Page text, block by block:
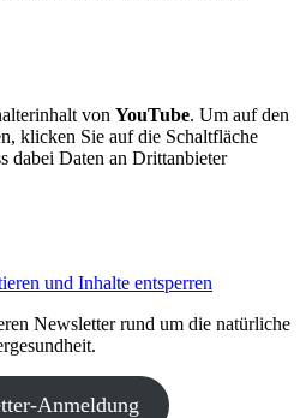
von YouTube. Um auf den
klicken Sie auf die Schaltfläche
dabei Daten an Drittanbieter
und Inhalte entsperren
Newsletter rund um die natürliche
Anmeldung